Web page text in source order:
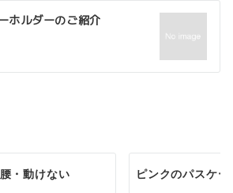
ホルダーのご紹介
・動けない ピンクのパスケー